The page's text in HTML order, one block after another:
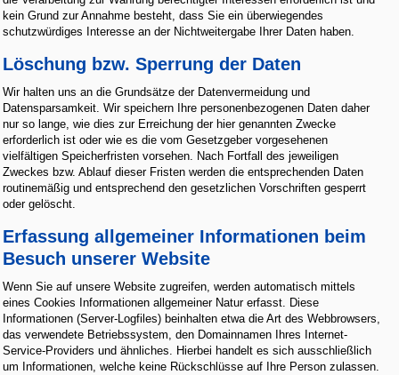
kein Grund zur Annahme besteht, dass Sie ein überwiegendes
schutzwürdiges Interesse an der Nichtweitergabe Ihrer Daten haben.
Löschung bzw. Sperrung der Daten
Wir halten uns an die Grundsätze der Datenvermeidung und
Datensparsamkeit. Wir speichern Ihre personenbezogenen Daten daher
nur so lange, wie dies zur Erreichung der hier genannten Zwecke
erforderlich ist oder wie es die vom Gesetzgeber vorgesehenen
vielfältigen Speicherfristen vorsehen. Nach Fortfall des jeweiligen
Zweckes bzw. Ablauf dieser Fristen werden die entsprechenden Daten
routinemäßig und entsprechend den gesetzlichen Vorschriften gesperrt
oder gelöscht.
Erfassung allgemeiner Informationen beim
Besuch unserer Website
Wenn Sie auf unsere Website zugreifen, werden automatisch mittels
eines Cookies Informationen allgemeiner Natur erfasst. Diese
Informationen (Server-Logfiles) beinhalten etwa die Art des Webbrowsers,
das verwendete Betriebssystem, den Domainnamen Ihres Internet-
Service-Providers und ähnliches. Hierbei handelt es sich ausschließlich
um Informationen, welche keine Rückschlüsse auf Ihre Person zulassen.